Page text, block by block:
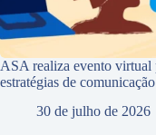
ASA realiza evento
estratégias de
30 de julho de 2026